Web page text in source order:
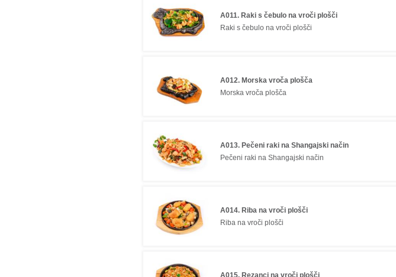
A011. Raki s čebulo na vroči plošči
Raki s čebulo na vroči plošči
A012. Morska vroča plošča
Morska vroča plošča
A013. Pečeni raki na Shangajski način
Pečeni raki na Shangajski način
A014. Riba na vroči plošči
Riba na vroči plošči
A015. Rezanci na vroči plošči